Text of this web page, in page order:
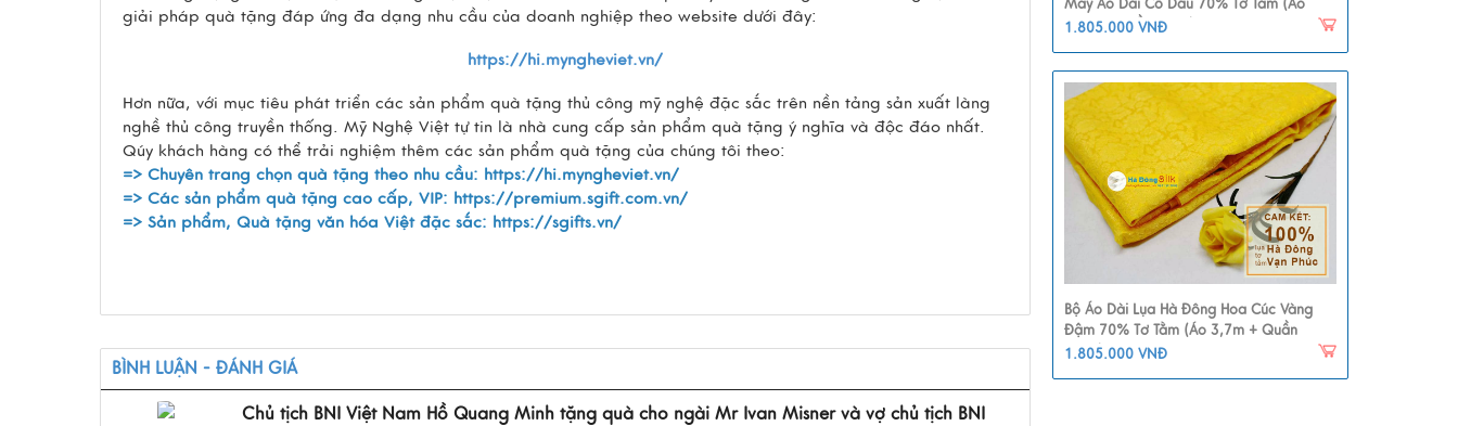
giải pháp quà tặng đáp ứng đa dạng nhu cầu của doanh nghiệp theo website dưới đây:
https://hi.myngheviet.vn/
Hơn nữa, với mục tiêu phát triển các sản phẩm quà tặng thủ công mỹ nghệ đặc sắc trên nền tảng sản xuất làng
nghề thủ công truyền thống. Mỹ Nghệ Việt tự tin là nhà cung cấp sản phẩm quà tặng ý nghĩa và độc đáo nhất.
Qúy khách hàng có thể trải nghiệm thêm các sản phẩm quà tặng của chúng tôi theo:
=> Chuyên trang chọn quà tặng theo nhu cầu: https://hi.myngheviet.vn/
=> Các sản phẩm quà tặng cao cấp, VIP: https://premium.sgift.com.vn/
=> Sản phẩm, Quà tặng văn hóa Việt đặc sắc: https://sgifts.vn/
BÌNH LUẬN - ĐÁNH GIÁ
Chủ tịch BNI Việt Nam Hồ Quang Minh tặng quà cho ngài Mr Ivan Misner và vợ chủ tịch BNI
May Áo Dài Cô Dâu 70% Tơ Tằm (Áo
3,7m + Quần 2,3m) MNV-LHD17
1.805.000 VNĐ
Bộ Áo Dài Lụa Hà Đông Hoa Cúc Vàng
Đậm 70% Tơ Tằm (Áo 3,7m + Quần
2,3m) MNV-LHD33
1.805.000 VNĐ